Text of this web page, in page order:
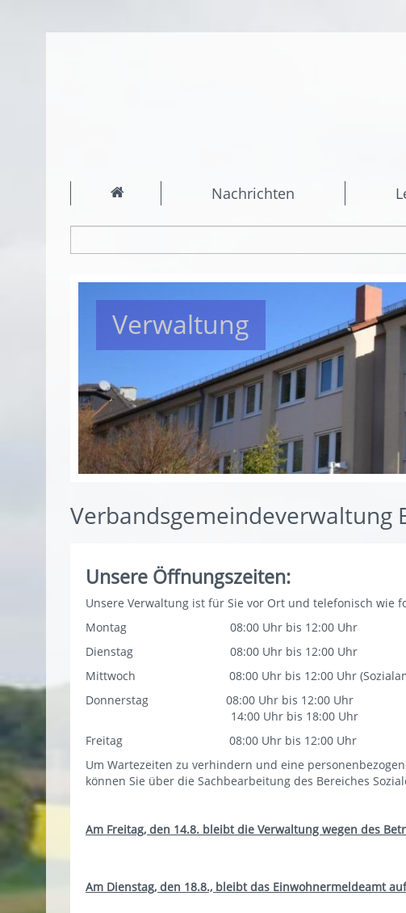
Nachrichten
Verwaltung
Verbandsgemeindeverwaltung
Unsere Öffnungszeiten:
Unsere Verwaltung ist für Sie vor Ort und telefonisch wie
Montag 08:00 Uhr bis 12:00 Uhr
Dienstag 08:00 Uhr bis 12:00 Uhr
Mittwoch 08:00 Uhr bis 12:00 Uhr (Sozialamt
Donnerstag 08:00 Uhr bis 12:00 Uhr
14:00 Uhr bis 18:00 Uhr
Freitag 08:00 Uhr bis 12:00 Uhr
Um Wartezeiten zu verhindern und eine
können Sie über die Sachbearbeitung des Bereiches
Am Freitag, den 14.8. bleibt die Verwaltung wegen des
Am Dienstag, den 18.8., bleibt das Einwohnermeldeamt